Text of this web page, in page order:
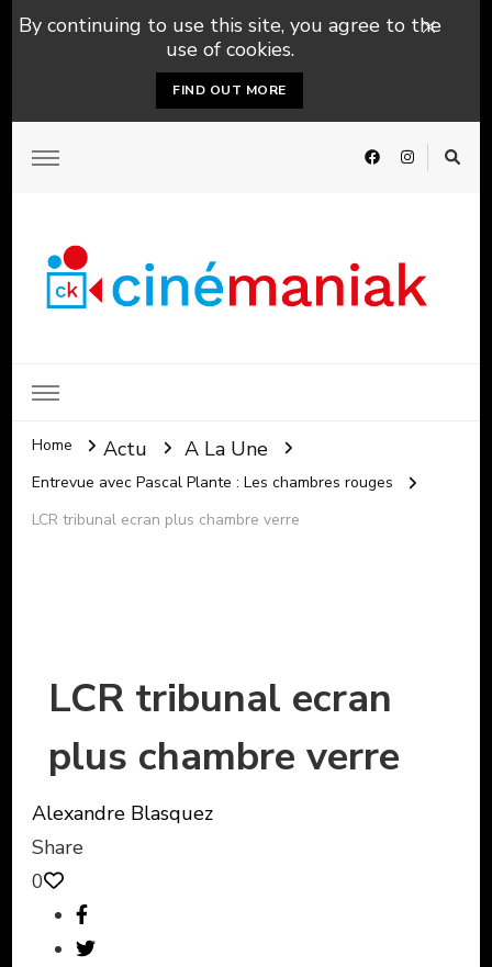
By continuing to use this site, you agree to the
use of cookies.
FIND OUT MORE
Home Actu A La Une
Entrevue avec Pascal Plante : Les chambres rouges
LCR tribunal ecran plus chambre verre
LCR tribunal ecran
plus chambre verre
Alexandre Blasquez
Share
0